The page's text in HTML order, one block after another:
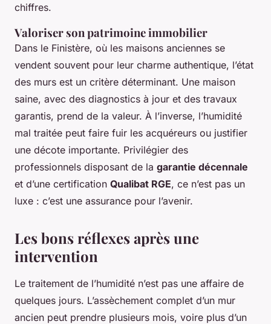
chiffres.
Valoriser son patrimoine immobilier
Dans le Finistère, où les maisons anciennes se
vendent souvent pour leur charme authentique, l’état
des murs est un critère déterminant. Une maison
saine, avec des diagnostics à jour et des travaux
garantis, prend de la valeur. À l’inverse, l’humidité
mal traitée peut faire fuir les acquéreurs ou justifier
une décote importante. Privilégier des
professionnels disposant de la garantie décennale
et d’une certification Qualibat RGE, ce n’est pas un
luxe : c’est une assurance pour l’avenir.
Les bons réflexes après une
intervention
Le traitement de l’humidité n’est pas une affaire de
quelques jours. L’assèchement complet d’un mur
ancien peut prendre plusieurs mois, voire plus d’un